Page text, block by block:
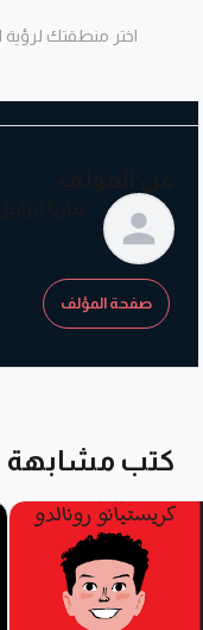
اختر منطقتك لرؤية
صفحة المؤلف
كتب مشابهة